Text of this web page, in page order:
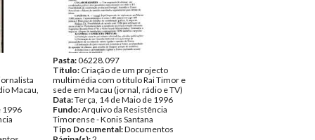
Macau,
1996
Pasta:06228.097
Título: Criação de um projecto
multimédia com o título Rai Timor e
sede em Macau (jornal, rádio e TV)
Data:Terça, 14 de Maio de 1996
Fundo:Arquivo da Resistência
Timorense - Konis Santana
Tipo Documental:Documentos